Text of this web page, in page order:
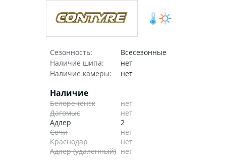
Сезонность:
Всесезонные
Наличие шипа:
нет
Наличие камеры:
нет
Наличие
Белореченск
нет
Дагомыс
нет
Адлер
2
Сочи
нет
Краснодар
нет
Адлер (удаленный) нет